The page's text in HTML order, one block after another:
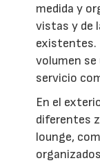
medida y
vistas y de
existentes.
volumen
servicio
En el
diferentes
lounge,